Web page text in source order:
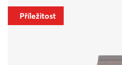
Příležitost